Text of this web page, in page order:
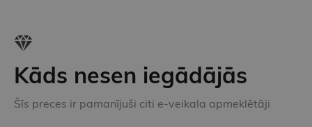
Kāds nesen iegādājās
Šīs preces ir pamanījuši citi e-veikala apmeklētāji